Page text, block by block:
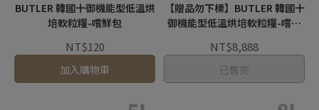
BUTLER 韓國十御機能型低溫烘
培軟粒糧-嚐鮮包
NT$120
加入購物車
【贈品勿下標】BUTLER 韓國十
御機能型低溫烘培軟粒糧-嚐鮮
NT$8,888
已售完